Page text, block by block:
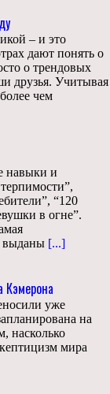
– и это
дают понять о
о трендовых
друзья. Учитывая
чем
навыки и
“120
в огне”.
выданы [...]
Кэмерона
уже
на
насколько
мира